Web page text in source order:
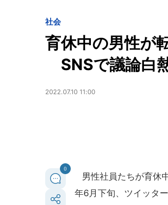
社会
育休中の男性が
SNSで議論白
2022.07.10 11:00
0
男性社員たちが育休
年6月下旬、ツイッタ